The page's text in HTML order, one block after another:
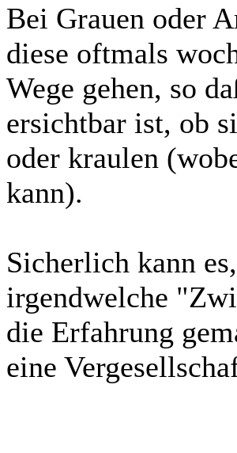
Bei Grauen oder
diese oftmals
Wege gehen, so
ersichtbar ist, ob
oder kraulen
kann).
Sicherlich kann
irgendwelche
die Erfahrung
eine